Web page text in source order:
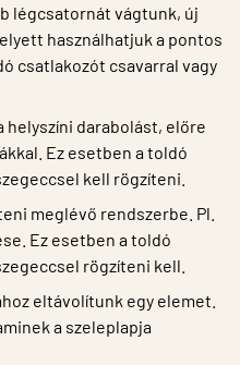
légcsatornát vágtunk, új
használhatjuk a pontos
csatlakozót csavarral vagy
helyszíni darabolást, előre
Ez esetben a toldó
kell rögzíteni.
meglévő rendszerbe. Pl.
Ez esetben a toldó
rögzíteni kell.
eltávolítunk egy elemet.
a szeleplapja